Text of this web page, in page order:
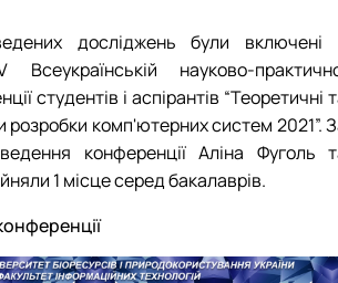
досліджень були включені
науково-
студентів і аспірантів “Теоретичні
розробки комп'ютерних систем 2021”.
конференції Аліна Фуголь
1 місце серед бакалаврів.